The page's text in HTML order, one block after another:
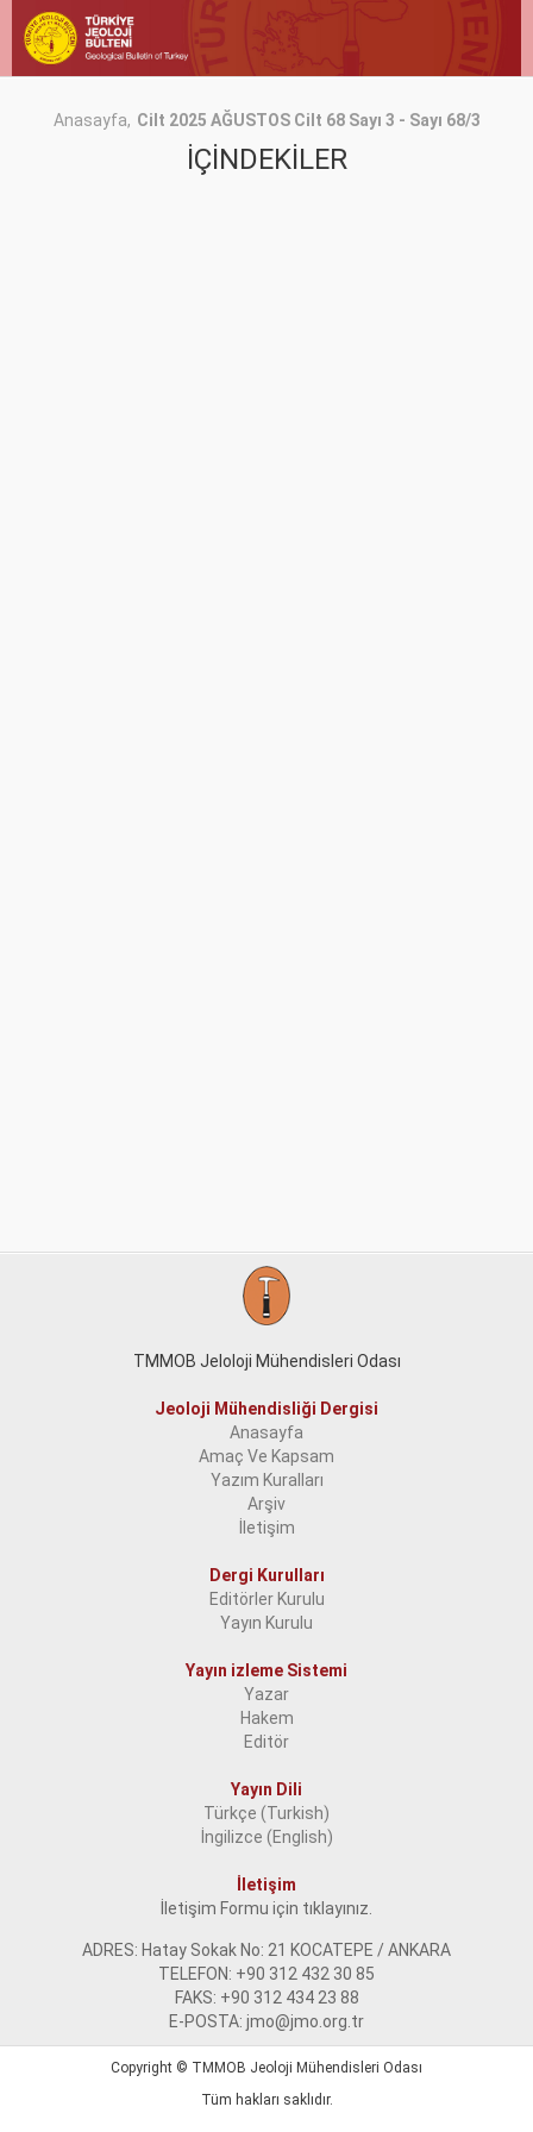
Anasayfa Cilt 2025 AĞUSTOS Cilt 68 Sayı 3 - Sayı 68/3
İÇİNDEKİLER
TMMOB Jeloloji Mühendisleri Odası
Jeoloji Mühendisliği Dergisi
Anasayfa
Amaç Ve Kapsam
Yazım Kuralları
Arşiv
İletişim
Dergi Kurulları
Editörler Kurulu
Yayın Kurulu
Yayın izleme Sistemi
Yazar
Hakem
Editör
Yayın Dili
Türkçe (Turkish)
İngilizce (English)
İletişim
İletişim Formu için tıklayınız.
ADRES: Hatay Sokak No: 21 KOCATEPE / ANKARA
TELEFON: +90 312 432 30 85
FAKS: +90 312 434 23 88
E-POSTA: jmo@jmo.org.tr
Copyright © TMMOB Jeoloji Mühendisleri Odası
Tüm hakları saklıdır.